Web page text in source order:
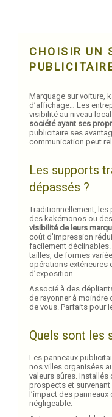
CHOISIR UN
Marquage sur voiture,
d’affichage… Les
visibilité au niveau
société ayant ses
publicitaire ses
communication peut
Les supports
dépassés ?
Traditionnellement,
des kakémonos ou
visibilité de leurs
coût d’impression
facilement
tailles, de formes
opérations extérieures
d’exposition.
Associé à des
de rayonner à
de vous. Parfaits pour
Quels sont les
Les panneaux
nos villes organisées
valeurs sûres. Installés
prospects et
l’impact des panneaux
négligeable.